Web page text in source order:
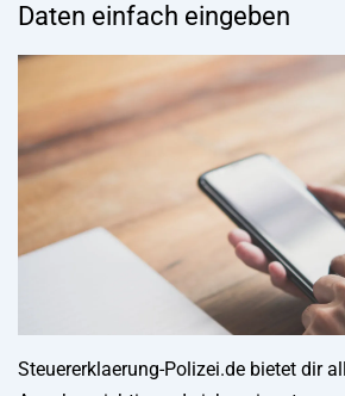
Daten einfach eingeben
Steuererklaerung-Polizei.de bietet dir